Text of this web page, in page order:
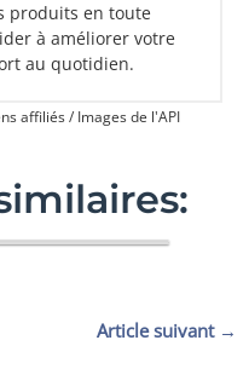
produits en toute
à améliorer votre
au quotidien.
affiliés / Images de l'API
sans dérégler son
de la tête la nuit
Article suivant →